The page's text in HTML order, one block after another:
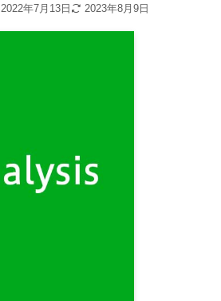
2022年7月13日 2023年8月9日